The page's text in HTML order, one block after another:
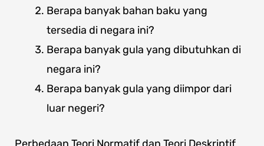
Berapa banyak bahan baku yang
tersedia di negara ini?
Berapa banyak gula yang dibutuhkan di
negara ini?
Berapa banyak gula yang diimpor dari
luar negeri?